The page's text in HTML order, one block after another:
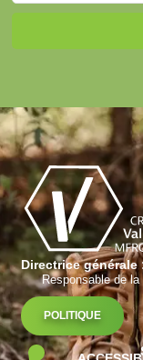
Directrice
Responsable de
POLITIQUE